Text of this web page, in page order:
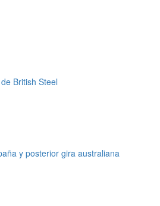
British Steel
y posterior gira australiana